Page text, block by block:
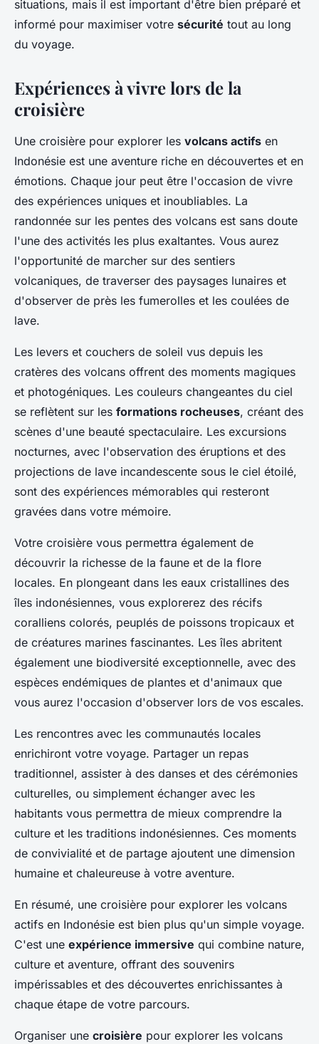
situations, mais il est important d'être bien préparé et
informé pour maximiser votre sécurité tout au long
du voyage.
Expériences à vivre lors de la
croisière
Une croisière pour explorer les volcans actifs en
Indonésie est une aventure riche en découvertes et en
émotions. Chaque jour peut être l'occasion de vivre
des expériences uniques et inoubliables. La
randonnée sur les pentes des volcans est sans doute
l'une des activités les plus exaltantes. Vous aurez
l'opportunité de marcher sur des sentiers
volcaniques, de traverser des paysages lunaires et
d'observer de près les fumerolles et les coulées de
lave.
Les levers et couchers de soleil vus depuis les
cratères des volcans offrent des moments magiques
et photogéniques. Les couleurs changeantes du ciel
se reflètent sur les formations rocheuses, créant des
scènes d'une beauté spectaculaire. Les excursions
nocturnes, avec l'observation des éruptions et des
projections de lave incandescente sous le ciel étoilé,
sont des expériences mémorables qui resteront
gravées dans votre mémoire.
Votre croisière vous permettra également de
découvrir la richesse de la faune et de la flore
locales. En plongeant dans les eaux cristallines des
îles indonésiennes, vous explorerez des récifs
coralliens colorés, peuplés de poissons tropicaux et
de créatures marines fascinantes. Les îles abritent
également une biodiversité exceptionnelle, avec des
espèces endémiques de plantes et d'animaux que
vous aurez l'occasion d'observer lors de vos escales.
Les rencontres avec les communautés locales
enrichiront votre voyage. Partager un repas
traditionnel, assister à des danses et des cérémonies
culturelles, ou simplement échanger avec les
habitants vous permettra de mieux comprendre la
culture et les traditions indonésiennes. Ces moments
de convivialité et de partage ajoutent une dimension
humaine et chaleureuse à votre aventure.
En résumé, une croisière pour explorer les volcans
actifs en Indonésie est bien plus qu'un simple voyage.
C'est une expérience immersive qui combine nature,
culture et aventure, offrant des souvenirs
impérissables et des découvertes enrichissantes à
chaque étape de votre parcours.
Organiser une croisière pour explorer les volcans